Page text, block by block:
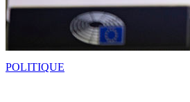
POLITIQUE